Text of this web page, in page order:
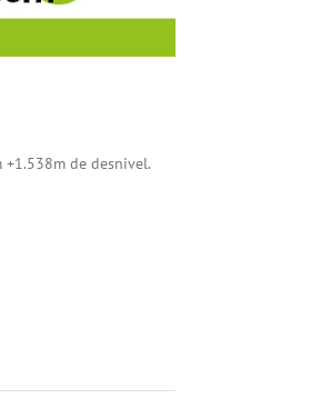
+1.538m de desnivel.